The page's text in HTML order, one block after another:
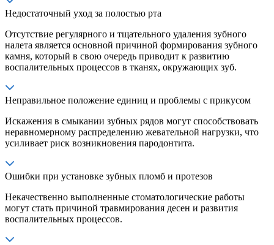
Недостаточный уход за полостью рта
Отсутствие регулярного и тщательного удаления зубного
налета является основной причиной формирования зубного
камня, который в свою очередь приводит к развитию
воспалительных процессов в тканях, окружающих зуб.
Неправильное положение единиц и проблемы с прикусом
Искажения в смыкании зубных рядов могут способствовать
неравномерному распределению жевательной нагрузки, что
усиливает риск возникновения пародонтита.
Ошибки при установке зубных пломб и протезов
Некачественно выполненные стоматологические работы
могут стать причиной травмирования десен и развития
воспалительных процессов.